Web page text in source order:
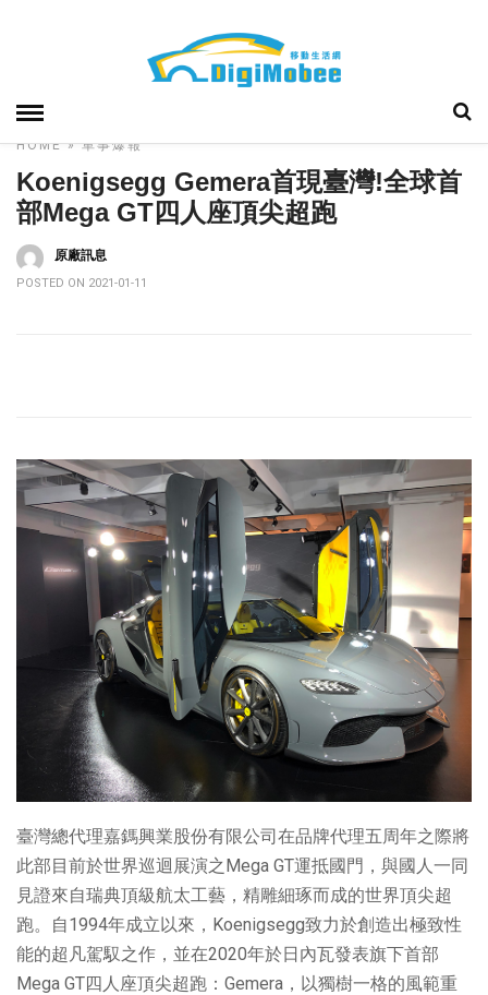
HOME»車事爆報
Koenigsegg Gemera首現臺灣!全球首
部Mega GT四人座頂尖超跑
原廠訊息
POSTED ON 2021-01-11
臺灣總代理嘉鎷興業股份有限公司在品牌代理五周年之際將
此部目前於世界巡迴展演之Mega GT運抵國門，與國人一同
見證來自瑞典頂級航太工藝，精雕細琢而成的世界頂尖超
跑。自1994年成立以來，Koenigsegg致力於創造出極致性
能的超凡駕馭之作，並在2020年於日內瓦發表旗下首部
Mega GT四人座頂尖超跑：Gemera，以獨樹一格的風範重